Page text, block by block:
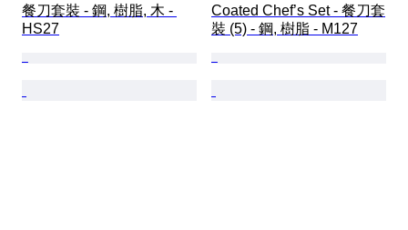
餐刀套裝 - 鋼, 樹脂, 木 -
HS27
Coated Chef’s Set - 餐刀套
裝 (5) - 鋼, 樹脂 - M127